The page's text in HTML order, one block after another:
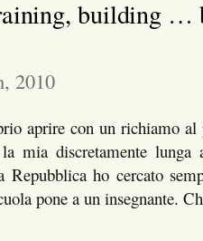
del
building …
2010
aprire con un richiamo al
mia discretamente lunga
Repubblica ho cercato
pone a un insegnante.